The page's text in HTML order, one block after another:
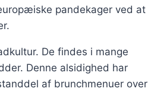
pandekager ved at
De findes i mange
Denne alsidighed har
af brunchmenuer over